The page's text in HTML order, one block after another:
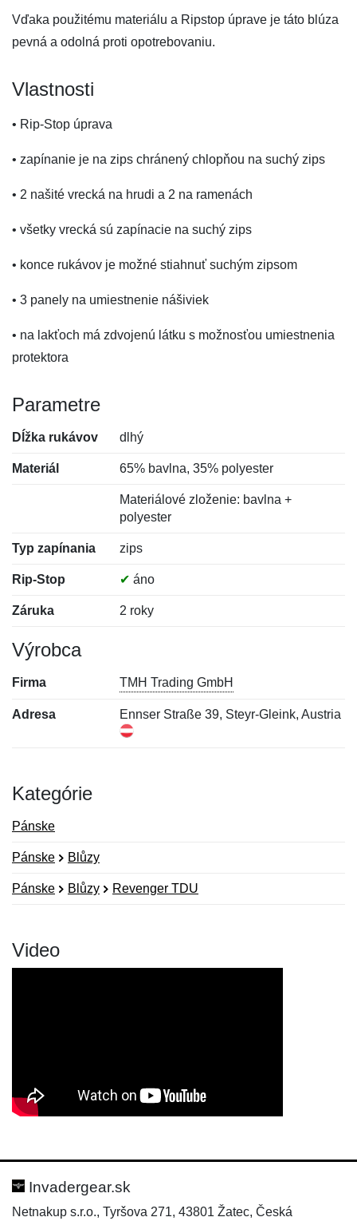
Vďaka použitému materiálu a Ripstop úprave je táto blúza
pevná a odolná proti opotrebovaniu.
Vlastnosti
• Rip-Stop úprava
• zapínanie je na zips chránený chlopňou na suchý zips
• 2 našité vrecká na hrudi a 2 na ramenách
• všetky vrecká sú zapínacie na suchý zips
• konce rukávov je možné stiahnuť suchým zipsom
• 3 panely na umiestnenie nášiviek
• na lakťoch má zdvojenú látku s možnosťou umiestnenia
protektora
Parametre
Dĺžka rukávov dlhý
Materiál 65% bavlna, 35% polyester
Materiálové zloženie: bavlna +
polyester
Typ zapínania zips
Rip-Stop ✔ áno
Záruka 2 roky
Výrobca
Firma TMH Trading GmbH
Adresa Ennser Straße 39, Steyr-Gleink, Austria
Kategórie
Pánske
Pánske Blůzy
Pánske Blůzy Revenger TDU
Video
Hodnotenie:
Meno:
Invadergear.sk
Netnakup s.r.o., Tyršova 271, 43801 Žatec, Česká